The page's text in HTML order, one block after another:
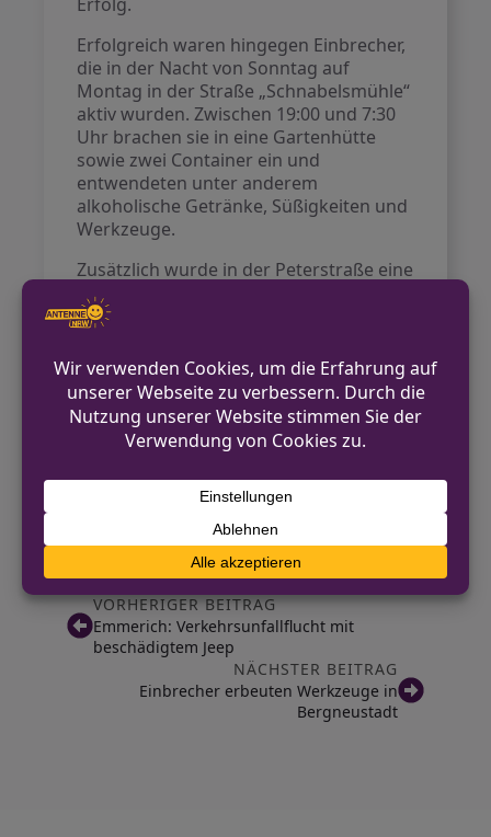
Erfolgreich waren hingegen Einbrecher,
die in der Nacht von Sonntag auf
Montag in der Straße „Schnabelsmühle“
aktiv wurden. Zwischen 19:00 und 7:30
Uhr brachen sie in eine Gartenhütte
sowie zwei Container ein und
entwendeten unter anderem
alkoholische Getränke, Süßigkeiten und
Werkzeuge.
Zusätzlich wurde in der Peterstraße eine
Pizzeria zwischen Sonntagabend und
Montagabend heimgesucht. Die Täter
stahlen Tiefkühlkost aus einem
Kühlraum.
Allgemeine Kontaktmöglichkeiten
finden sich auf der offiziellen Webseite
https://oberbergischer-
VORHERIGER BEITRAG
Emmerich: Verkehrsunfallflucht mit
beschädigtem Jeep
NÄCHSTER BEITRAG
Einbrecher erbeuten Werkzeuge in
Bergneustadt